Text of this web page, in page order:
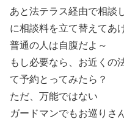
あと法テラス経由で相談
に相談料を立て替えてあ
普通の人は自腹だよ～
もし必要なら、お近くの
て予約とってみたら？
ただ、万能ではない
ガードマンでもお巡りさ